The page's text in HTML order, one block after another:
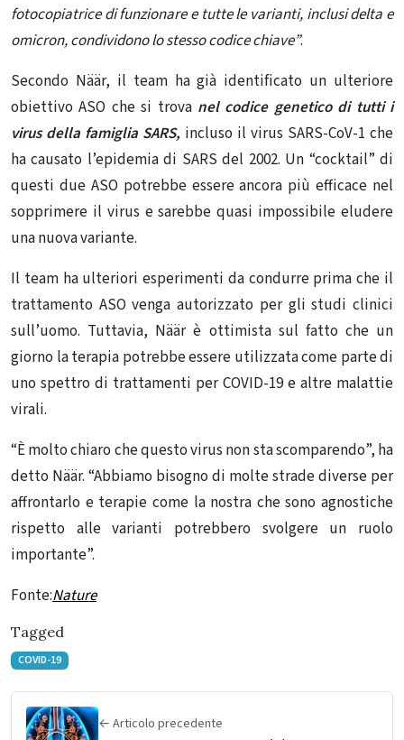
fotocopiatrice di funzionare e tutte le varianti, inclusi delta e
omicron, condividono lo stesso codice chiave”.
Secondo Näär, il team ha già identificato un ulteriore
obiettivo ASO che si trovanel codice genetico di tutti i
virus della famiglia SARS, incluso il virus SARS-CoV-1 che
ha causato l’epidemia di SARS del 2002. Un “cocktail” di
questi due ASO potrebbe essere ancora più efficace nel
sopprimere il virus e sarebbe quasi impossibile eludere
una nuova variante.
Il team ha ulteriori esperimenti da condurre prima che il
trattamento ASO venga autorizzato per gli studi clinici
sull’uomo. Tuttavia, Näär è ottimista sul fatto che un
giorno la terapia potrebbe essere utilizzata come parte di
uno spettro di trattamenti per COVID-19 e altre malattie
virali.
“È molto chiaro che questovirus non sta scomparendo”, ha
detto Näär. “Abbiamo bisogno di molte strade diverse per
affrontarlo e terapie come la nostra che sono agnostiche
rispetto alle varianti potrebbero svolgere un ruolo
importante”.
Fonte:Nature
Tagged
COVID-19
← Articolo precedente